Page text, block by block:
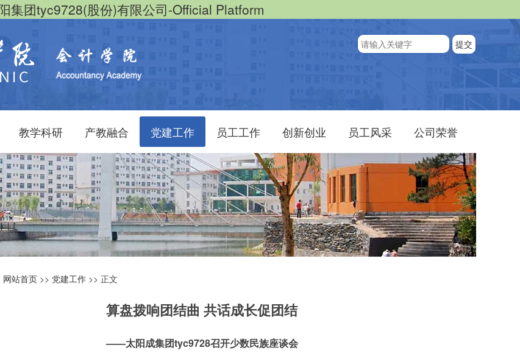
集团tyc9728(股份)有限公司-Official Platform
教学科研 产教融合 党建工作 员工工作 创新创业 员工风采 公司荣誉
网站首页 >> 党建工作 >> 正文
算盘拨响团结曲 共话成长促团结
——太阳成集团tyc9728召开少数民族座谈会